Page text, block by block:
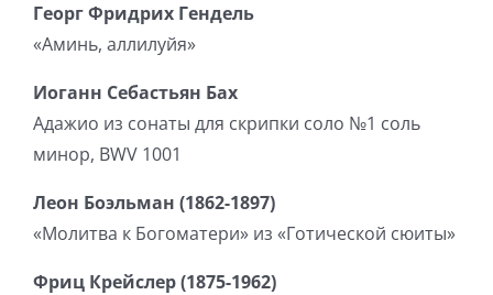
Георг Фридрих Гендель
«Аминь, аллилуйя»
Иоганн Себастьян Бах
Адажио из сонаты для скрипки соло №1 соль
минор, BWV 1001
Леон Боэльман (1862-1897)
«Молитва к Богоматери» из «Готической сюиты»
Фриц Крейслер (1875-1962)